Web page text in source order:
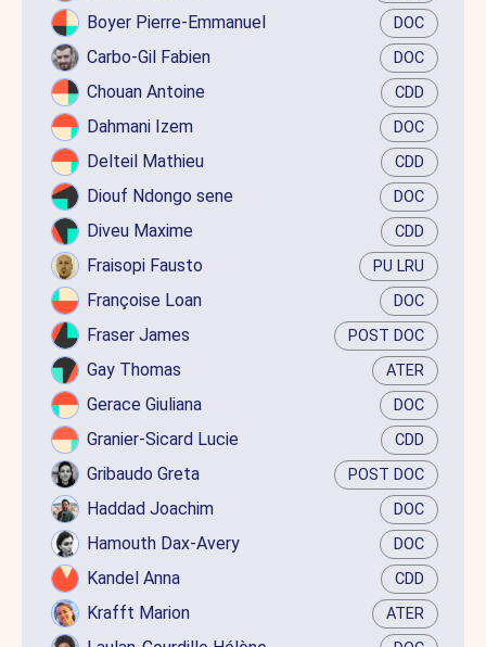
Boyer Pierre-Emmanuel DOC
Carbo-Gil Fabien DOC
Chouan Antoine CDD
Dahmani Izem DOC
Delteil Mathieu CDD
Diouf Ndongo sene DOC
Diveu Maxime CDD
Fraisopi Fausto PU LRU
Françoise Loan DOC
Fraser James POST DOC
Gay Thomas ATER
Gerace Giuliana DOC
Granier-Sicard Lucie CDD
Gribaudo Greta POST DOC
Haddad Joachim DOC
Hamouth Dax-Avery DOC
Kandel Anna CDD
Krafft Marion ATER